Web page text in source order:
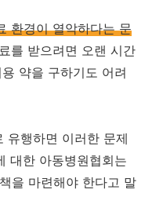
환경이 열악하다는 문
를 받으려면 오랜 시간
약을 구하기도 어려
유행하면 이러한 문제
대한 아동병원협회는
을 마련해야 한다고 말